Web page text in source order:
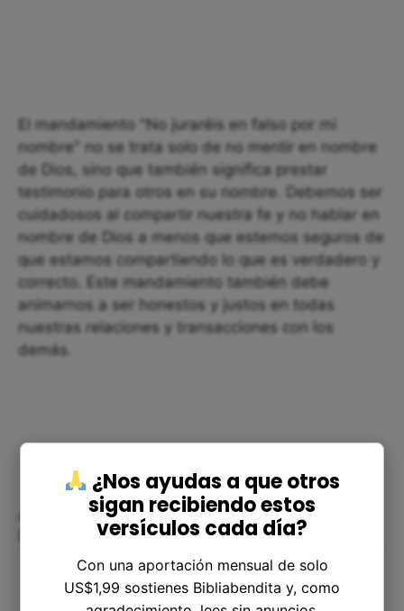
El mandamiento "No juraréis en falso por mi
nombre" no se trata solo de no mentir en nombre
de Dios, sino que también significa prestar
testimonio para otros en su nombre. Debemos ser
cuidadosos al compartir nuestra fe y no hablar en
nombre de Dios a menos que estemos seguros de
que estamos compartiendo lo que es verdadero y
correcto. Este mandamiento también debe
animarnos a ser honestos y justos en todas
nuestras relaciones y transacciones con los
demás.
¿Cómo podemos aplicar este
mandamiento en nuestra vida?
¿Nos ayudas a que otros
sigan recibiendo estos
versículos cada día?
Con una aportación mensual de solo
US$1,99 sostienes Bibliabendita y, como